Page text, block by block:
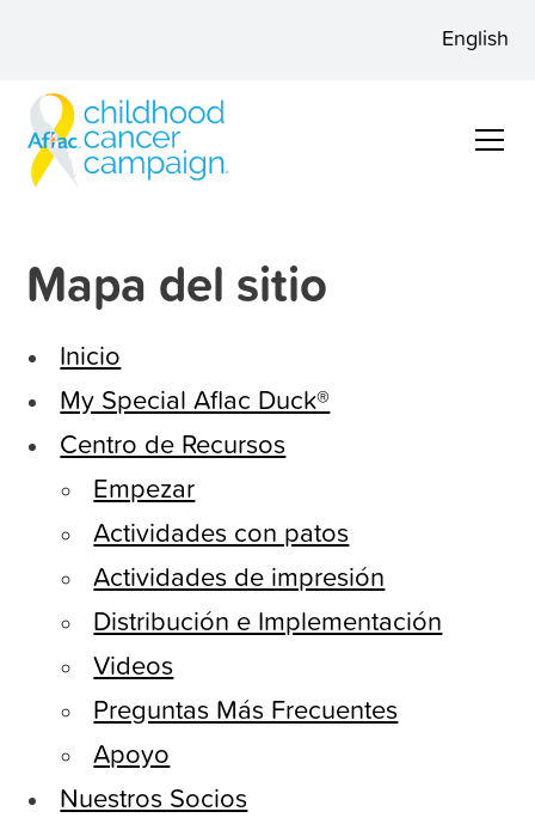
English
Mapa del sitio
Inicio
My Special Aflac Duck®
Centro de Recursos
Empezar
Actividades con patos
Actividades de impresión
Distribución e Implementación
Videos
Preguntas Más Frecuentes
Apoyo
Nuestros Socios